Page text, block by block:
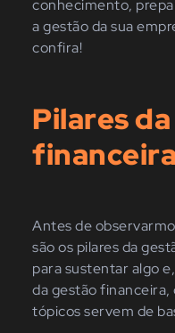
conhecimento,
a gestão da sua
confira!
Pilares
financeira
Antes de
são os pilares da
para sustentar algo
da gestão
tópicos servem de